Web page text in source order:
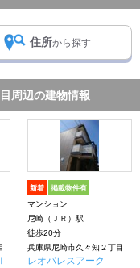
住所から探す
周辺の建物情報
新着 掲載物件有
マンション
尼崎（ＪＲ）駅
徒歩20分
兵庫県尼崎市久々知２丁目
レオパレスアーク